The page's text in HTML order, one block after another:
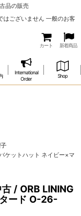
品の販売
はございません 一般のお客
カート 新着商品
International
Order
Shop
ケットハット ネイビー×マ
/ ORB LINING
ード O-26-